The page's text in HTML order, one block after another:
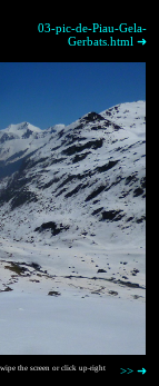
03-pic-de-Piau-Gela-
Gerbats.html ➜
the screen or click up-right
>> ➜